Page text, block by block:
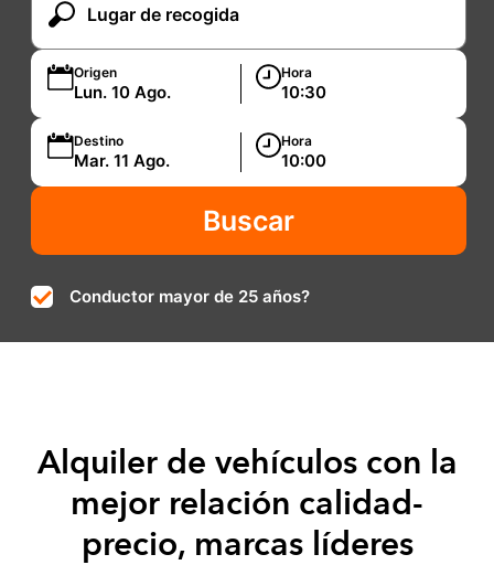
Origen Hora
Destino Hora
Conductor mayor de 25 años?
Alquiler de vehículos con la
mejor relación calidad-
precio, marcas líderes